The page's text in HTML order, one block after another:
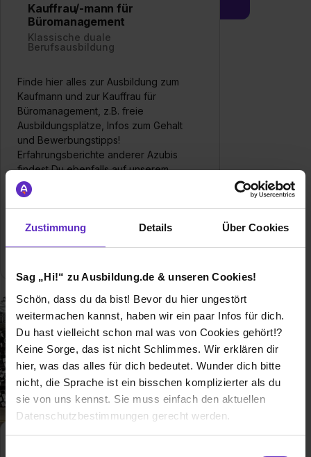
Zustimmung Details Über Cookies
Sag „Hi!“ zu Ausbildung.de & unseren Cookies!
Schön, dass du da bist! Bevor du hier ungestört
weitermachen kannst, haben wir ein paar Infos für dich.
Du hast vielleicht schon mal was von Cookies gehört!?
Keine Sorge, das ist nicht Schlimmes. Wir erklären dir
hier, was das alles für dich bedeutet. Wunder dich bitte
nicht, die Sprache ist ein bisschen komplizierter als du
sie von uns kennst. Sie muss einfach den aktuellen
Datenschutzbestimmungen gerecht werden.
Kauffrau/-mann für
Büromanagement
Klassische duale
Berufsausbildung
Finde hier alles zur Ausbildung zum
Kaufmann und zur Kauffrau für
Büromanagement, z.B. freie
Ausbildungsplätze, Infos zum Gehalt
und Bewerbungstipps!
Erfahrungsberichte anderer Azubis
findest Du ebenfalls auf unserem
Berufsprofil.
0 freie Ausbildungsstellen